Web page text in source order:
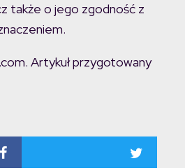
także o jego zgodność z
Artykuł przygotowany